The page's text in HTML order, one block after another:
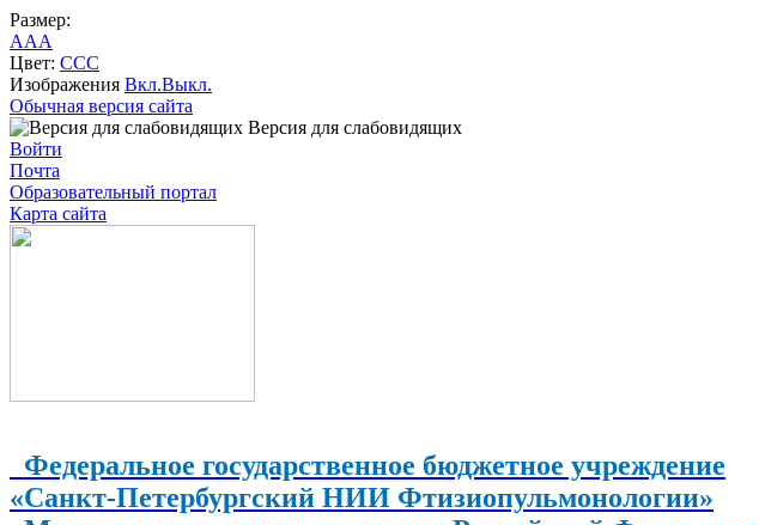
Размер:
AAA
Цвет: CCC
Изображения Вкл.Выкл.
Обычная версия сайта
Версия для слабовидящих
Войти
Почта
Образовательный портал
Карта сайта
Федеральное государственное бюджетное учреждение
«Санкт-Петербургский НИИ Фтизиопульмонологии»